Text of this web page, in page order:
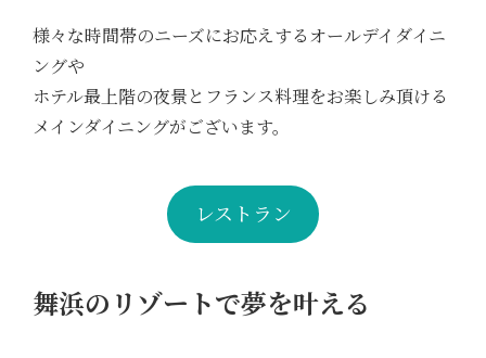
様々な時間帯のニーズにお応えするオールデイダイニ
ングや
ホテル最上階の夜景とフランス料理をお楽しみ頂ける
メインダイニングがございます。
レストラン
舞浜のリゾートで夢を叶える